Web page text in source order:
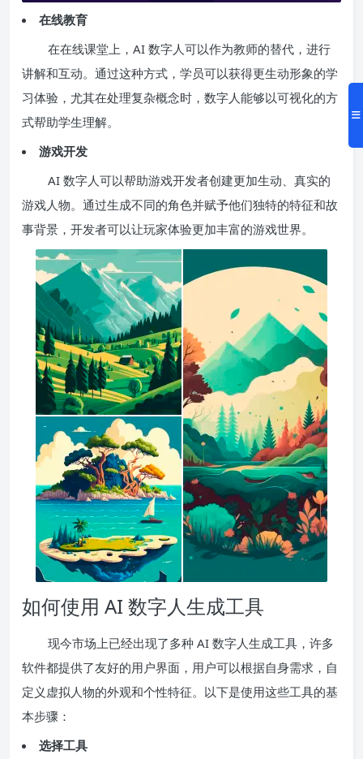
在线教育
在在线课堂上，AI 数字人可以作为教师的替代，进行
讲解和互动。通过这种方式，学员可以获得更生动形象的学
习体验，尤其在处理复杂概念时，数字人能够以可视化的方
式帮助学生理解。
游戏开发
AI 数字人可以帮助游戏开发者创建更加生动、真实的
游戏人物。通过生成不同的角色并赋予他们独特的特征和故
事背景，开发者可以让玩家体验更加丰富的游戏世界。
如何使用 AI 数字人生成工具
现今市场上已经出现了多种 AI 数字人生成工具，许多
软件都提供了友好的用户界面，用户可以根据自身需求，自
定义虚拟人物的外观和个性特征。以下是使用这些工具的基
本步骤：
选择工具